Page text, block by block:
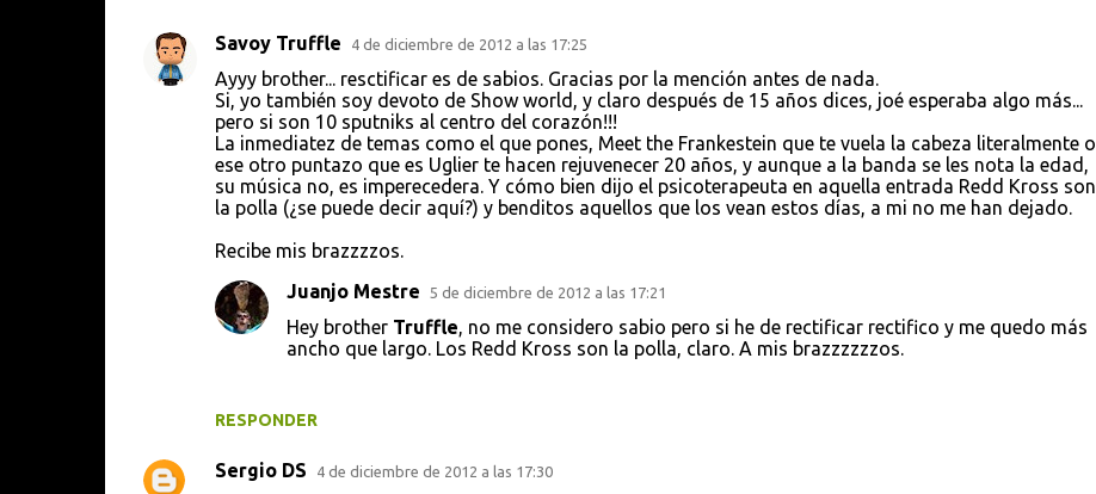
C
Savoy Truffle 4 de diciembre de 2012 a las 17:25
Ayyy brother... resctificar es de sabios. Gracias por la mención antes de nada.
Si, yo también soy devoto de Show world, y claro después de 15 años dices, joé esperaba algo más...
pero si son 10 sputniks al centro del corazón!!!
La inmediatez de temas como el que pones, Meet the Frankestein que te vuela la cabeza literalmente o
ese otro puntazo que es Uglier te hacen rejuvenecer 20 años, y aunque a la banda se les nota la edad,
su música no, es imperecedera. Y cómo bien dijo el psicoterapeuta en aquella entrada Redd Kross son
la polla (¿se puede decir aquí?) y benditos aquellos que los vean estos días, a mi no me han dejado.
Recibe mis brazzzzos.
RESPONDER
Juanjo Mestre 5 de diciembre de 2012 a las 17:21
Hey brother Truffle, no me considero sabio pero si he de rectificar rectifico y me quedo más
ancho que largo. Los Redd Kross son la polla, claro. A mis brazzzzzzos.
Sergio DS 4 de diciembre de 2012 a las 17:30